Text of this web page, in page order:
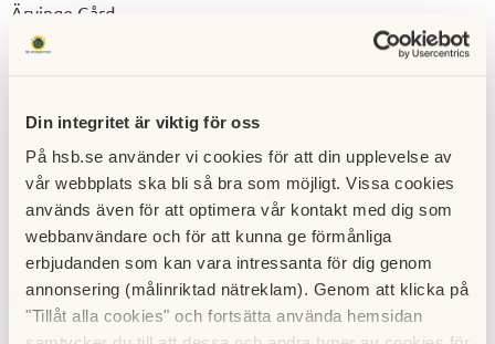
Din integritet är viktig för oss
På hsb.se använder vi cookies för att din upplevelse av
vår webbplats ska bli så bra som möjligt. Vissa cookies
används även för att optimera vår kontakt med dig som
webbanvändare och för att kunna ge förmånliga
erbjudanden som kan vara intressanta för dig genom
annonsering (målinriktad nätreklam). Genom att klicka på
"Tillåt alla cookies" och fortsätta använda hemsidan
Ärvinge Gård.
Skanna QR-koden och fyll i formuläret - för att anmäla dig!
Anmälan är bindande och sista anmälningsdagen 14/09
(Rikta mobilkameran mot QR-koden och tryck på länken
som visas. Fyll i formuläret och tryck på Skicka).
Du kan även mejla oss och ange: Namn, Port nummer,
lägenhetens HSB-nummer (3 siffror - står vid ytterdörren)
och telefonnummer.